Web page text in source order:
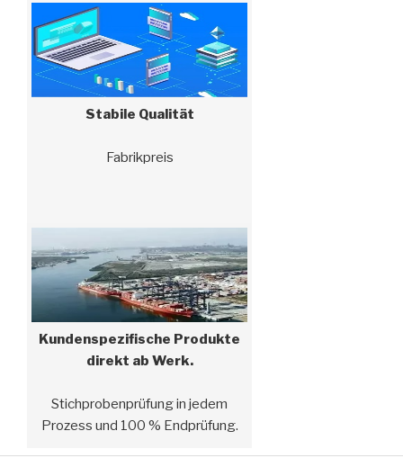
Produktdesign, Gießen,
Bearbeiten bis hin zur
Wärmebehandlung,
Oberflächenbehandlung usw., um
Ihre Kosten zu senken.“
Stabile Qualität
Fabrikpreis
Kundenspezifische Produkte
direkt ab Werk.
Stichprobenprüfung in jedem
Prozess und 100 % Endprüfung.